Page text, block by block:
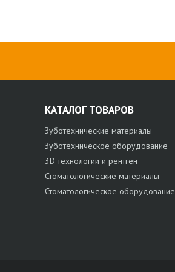
КАТАЛОГ ТОВАРОВ
Зуботехнические материалы
Зуботехническое оборудование
3D технологии и рентген
Стоматологические материалы
Стоматологическое оборудование